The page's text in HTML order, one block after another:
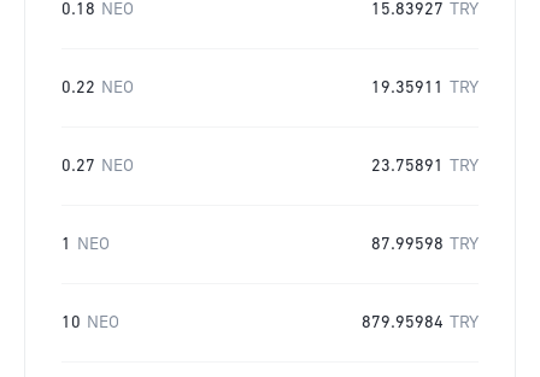
0.18 NEO 15.83927 TRY
0.22 NEO 19.35911 TRY
0.27 NEO 23.75891 TRY
1 NEO 87.99598 TRY
10 NEO 879.95984 TRY